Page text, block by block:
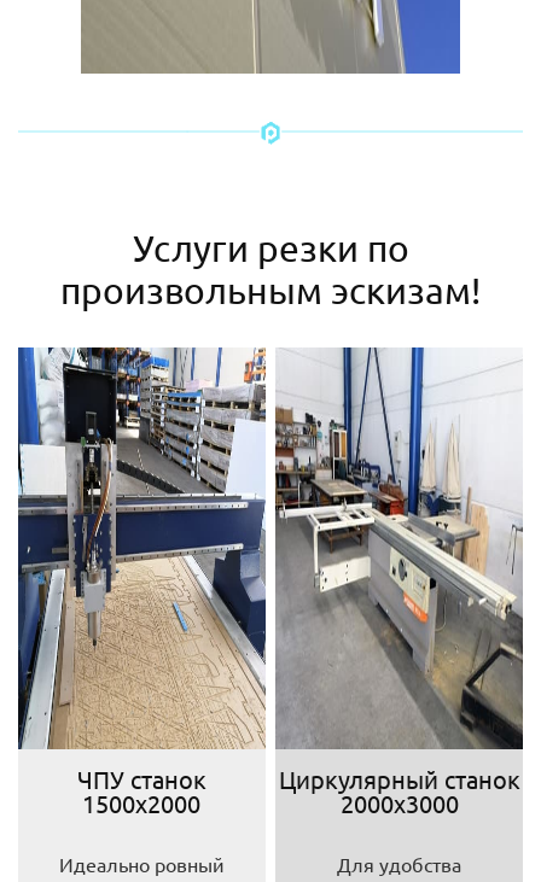
Услуги резки по
произвольным эскизам!
ЧПУ станок
1500х2000
Идеально ровный
Циркулярный станок
2000х3000
Для удобства